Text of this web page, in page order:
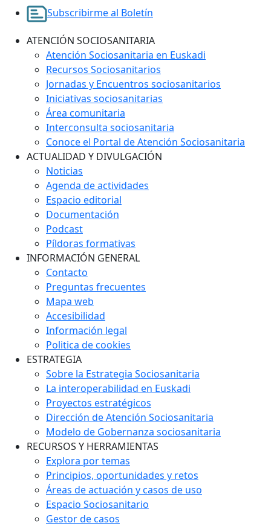
Subscribirme al Boletín
ATENCIÓN SOCIOSANITARIA
Atención Sociosanitaria en Euskadi
Recursos Sociosanitarios
Jornadas y Encuentros sociosanitarios
Iniciativas sociosanitarias
Área comunitaria
Interconsulta sociosanitaria
Conoce el Portal de Atención Sociosanitaria
ACTUALIDAD Y DIVULGACIÓN
Noticias
Agenda de actividades
Espacio editorial
Documentación
Podcast
Píldoras formativas
INFORMACIÓN GENERAL
Contacto
Preguntas frecuentes
Mapa web
Accesibilidad
Información legal
Politica de cookies
ESTRATEGIA
Sobre la Estrategia Sociosanitaria
La interoperabilidad en Euskadi
Proyectos estratégicos
Dirección de Atención Sociosanitaria
Modelo de Gobernanza sociosanitaria
RECURSOS Y HERRAMIENTAS
Explora por temas
Principios, oportunidades y retos
Áreas de actuación y casos de uso
Espacio Sociosanitario
Gestor de casos